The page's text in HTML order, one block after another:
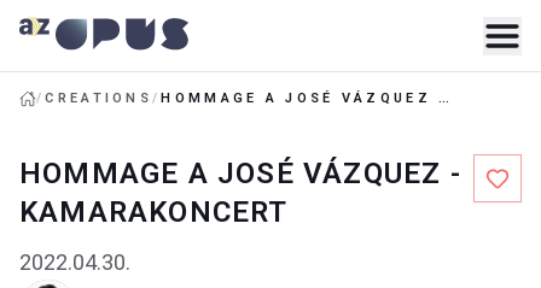
/CREATIONS/ HOMMAGE A JOSÉ VÁZQUEZ - KAMARAKONCERT
HOMMAGE A JOSÉ VÁZQUEZ -
KAMARAKONCERT
2022.04.30.